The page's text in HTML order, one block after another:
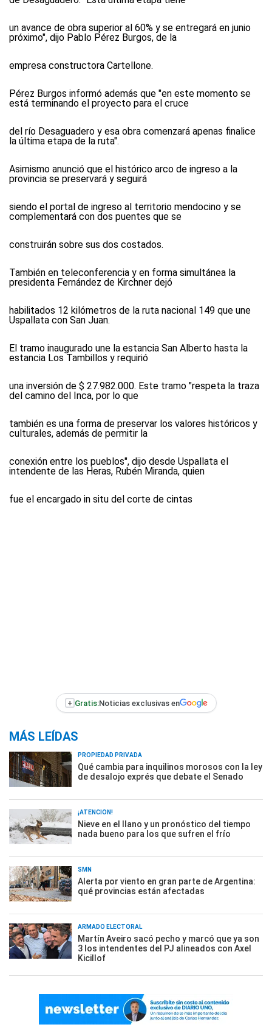
un avance de obra superior al 60% y se entregará en junio
próximo", dijo Pablo Pérez Burgos, de la
empresa constructora Cartellone.
Pérez Burgos informó además que "en este momento se
está terminando el proyecto para el cruce
del río Desaguadero y esa obra comenzará apenas finalice
la última etapa de la ruta".
Asimismo anunció que el histórico arco de ingreso a la
provincia se preservará y seguirá
siendo el portal de ingreso al territorio mendocino y se
complementará con dos puentes que se
construirán sobre sus dos costados.
También en teleconferencia y en forma simultánea la
presidenta Fernández de Kirchner dejó
habilitados 12 kilómetros de la ruta nacional 149 que une
Uspallata con San Juan.
El tramo inaugurado une la estancia San Alberto hasta la
estancia Los Tambillos y requirió
una inversión de $ 27.982.000. Este tramo "respeta la traza
del camino del Inca, por lo que
también es una forma de preservar los valores históricos y
culturales, además de permitir la
conexión entre los pueblos", dijo desde Uspallata el
intendente de las Heras, Rubén Miranda, quien
fue el encargado in situ del corte de cintas
+ Gratis:Noticias exclusivas en
MÁS LEÍDAS
PROPIEDAD PRIVADA
Qué cambia para inquilinos morosos con la ley
de desalojo exprés que debate el Senado
¡ATENCIÓN!
Nieve en el llano y un pronóstico del tiempo
nada bueno para los que sufren el frío
SMN
Alerta por viento en gran parte de Argentina:
qué provincias están afectadas
ARMADO ELECTORAL
Martín Aveiro sacó pecho y marcó que ya son
3 los intendentes del PJ alineados con Axel
Kicillof